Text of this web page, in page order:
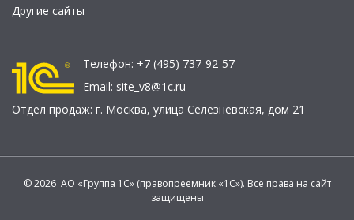
Другие сайты
Телефон: +7 (495) 737-92-57
Email: site_v8@1c.ru
Отдел продаж: г. Москва, улица Селезнёвская, дом 21
© 2026 АО «Группа 1С» (правопреемник «1С»). Все права на сайт
защищены